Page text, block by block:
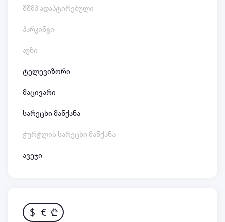
შშმპ ადაპტირებული
პარკინგი
აუზი
ტელევიზორი
მაცივარი
სარეცხი მანქანა
ჭურჭლის სარეცხი მანქანა
ავეჯი
$ € ₾